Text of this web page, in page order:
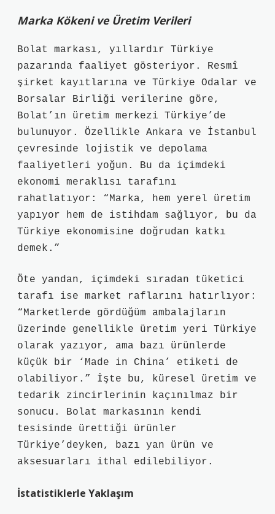
Marka Kökeni ve Üretim Verileri
Bolat markası, yıllardır Türkiye
pazarında faaliyet gösteriyor. Resmî
şirket kayıtlarına ve Türkiye Odalar ve
Borsalar Birliği verilerine göre,
Bolat’ın üretim merkezi Türkiye’de
bulunuyor. Özellikle Ankara ve İstanbul
çevresinde lojistik ve depolama
faaliyetleri yoğun. Bu da içimdeki
ekonomi meraklısı tarafını
rahatlatıyor: “Marka, hem yerel üretim
yapıyor hem de istihdam sağlıyor, bu da
Türkiye ekonomisine doğrudan katkı
demek.”
Öte yandan, içimdeki sıradan tüketici
tarafı ise market raflarını hatırlıyor:
“Marketlerde gördüğüm ambalajların
üzerinde genellikle üretim yeri Türkiye
olarak yazıyor, ama bazı ürünlerde
küçük bir ‘Made in China’ etiketi de
olabiliyor.” İşte bu, küresel üretim ve
tedarik zincirlerinin kaçınılmaz bir
sonucu. Bolat markasının kendi
tesisinde ürettiği ürünler
Türkiye’deyken, bazı yan ürün ve
aksesuarları ithal edilebiliyor.
İstatistiklerle Yaklaşım